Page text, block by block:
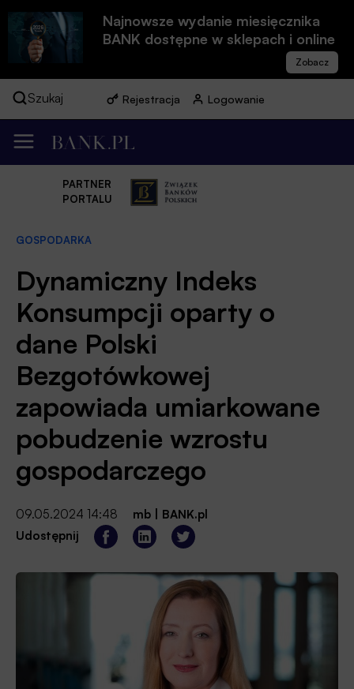
Najnowsze wydanie miesięcznika
BANK dostępne w sklepach i online
Szukaj Rejestracja Logowanie
PARTNER
PORTALU
GOSPODARKA
Dynamiczny Indeks
Konsumpcji oparty o
dane Polski
Bezgotówkowej
zapowiada umiarkowane
pobudzenie wzrostu
gospodarczego
09.05.2024 14:48 mb
BANK.pl
Udostępnij